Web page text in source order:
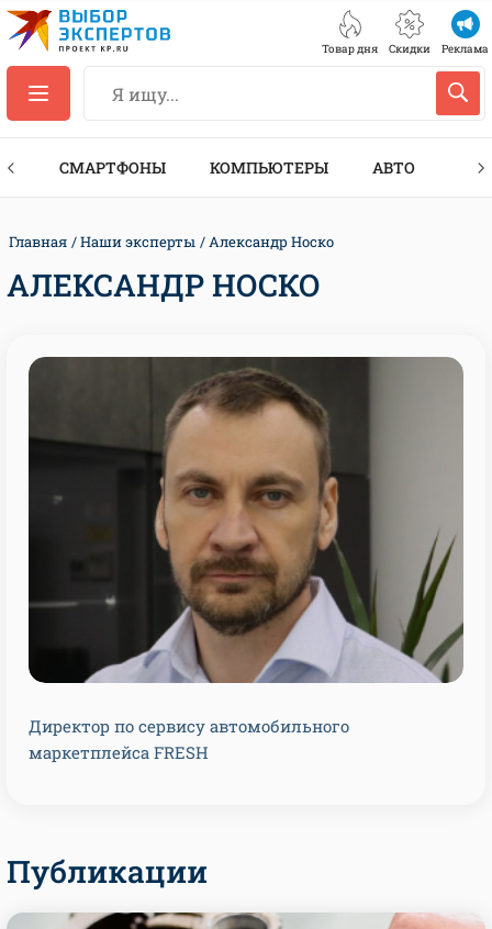
Товар дня Скидки Реклама
СМАРТФОНЫ КОМПЬЮТЕРЫ АВТО
Главная Наши эксперты Александр Носко
АЛЕКСАНДР НОСКО
Директор по сервису автомобильного
маркетплейса FRESH
Публикации